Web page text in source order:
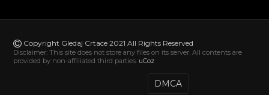
[78]
Abominable The Invisible (2022) Sinhronizovano
Copyright Gledaj Crtace 2021 All Rights Reserved
Disclaimer: This site does not store any files on its server. All contents are
provided by non-affiliated third parties. uCoz
DMCA